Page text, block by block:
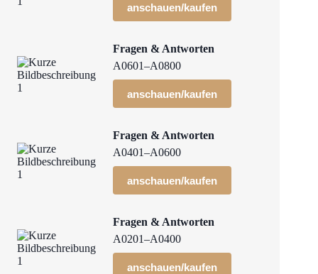
anschauen/kaufen
Fragen & Antworten
A0601–A0800
anschauen/kaufen
Fragen & Antworten
A0401–A0600
anschauen/kaufen
Fragen & Antworten
A0201–A0400
anschauen/kaufen